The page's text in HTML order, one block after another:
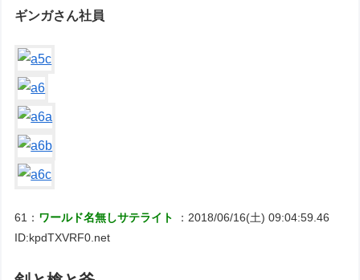
ギンガさん社員
61： ワールド名無しサテライト
：2018/06/16(土) 09:04:59.46
ID:kpdTXVRF0.net